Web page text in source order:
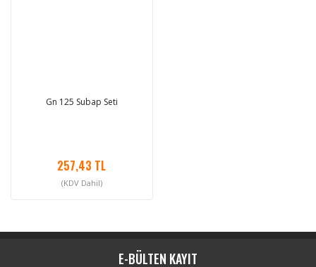
Gn 125 Subap Seti
257,43 TL
(KDV Dahil)
E-BÜLTEN KAYIT